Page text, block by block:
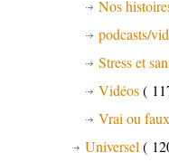
Nos
podcasts/
Stress et
Vidéos(
Vrai ou faux
Universel(